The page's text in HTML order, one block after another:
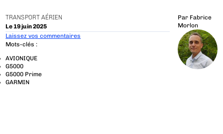
TRANSPORT AÉRIEN
Le 19 juin 2025
Par Fabrice
Morlon
Laissez vos commentaires
Mots-clés :
AVIONIQUE
G5000
G5000 Prime
GARMIN